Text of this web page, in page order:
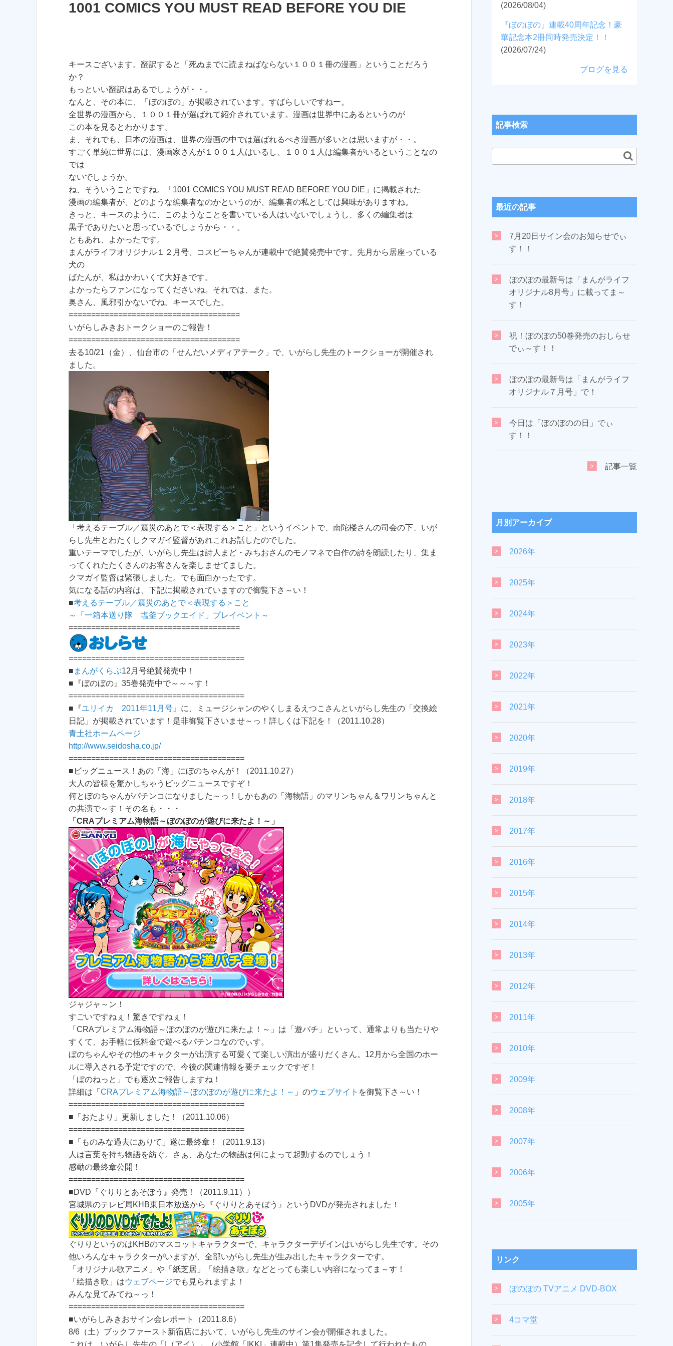
1001 COMICS YOU MUST READ BEFORE YOU DIE
キースございます。翻訳すると「死ぬまでに読まねばならない１００１冊の漫画」ということだろう
か？
もっといい翻訳はあるでしょうが・・。
なんと、その本に、「ぼのぼの」が掲載されています。すばらしいですねー。
全世界の漫画から、１００１冊が選ばれて紹介されています。漫画は世界中にあるというのが
この本を見るとわかります。
ま、それでも、日本の漫画は、世界の漫画の中では選ばれるべき漫画が多いとは思いますが・・。
すごく単純に世界には、漫画家さんが１００１人はいるし、１００１人は編集者がいるということなの
では
ないでしょうか。
ね、そういうことですね。「1001 COMICS YOU MUST READ BEFORE YOU DIE」に掲載された
漫画の編集者が、どのような編集者なのかというのが、編集者の私としては興味がありますね。
きっと、キースのように、このようなことを書いている人はいないでしょうし、多くの編集者は
黒子でありたいと思っているでしょうから・・。
ともあれ、よかったです。
まんがライフオリジナル１２月号、コスピーちゃんが連載中で絶賛発売中です。先月から居座っている
犬の
ばたんが、私はかわいくて大好きです。
よかったらファンになってくださいね。それでは、また。
奥さん、風邪引かないでね。キースでした。
======================================
いがらしみきおトークショーのご報告！
======================================
去る10/21（金）、仙台市の「せんだいメディアテーク」で、いがらし先生のトークショーが開催され
ました。
「考えるテーブル／震災のあとで＜表現する＞こと」というイベントで、南陀楼さんの司会の下、いが
らし先生とわたくしクマガイ監督があれこれお話したのでした。
重いテーマでしたが、いがらし先生は詩人まど・みちおさんのモノマネで自作の詩を朗読したり、集ま
ってくれたたくさんのお客さんを楽しませてました。
クマガイ監督は緊張しました。でも面白かったです。
気になる話の内容は、下記に掲載されていますので御覧下さ～い！
■考えるテーブル／震災のあとで＜表現する＞こと
～「一箱本送り隊 塩釜ブックエイド」プレイベント～
======================================
=======================================
■ まんがくらぶ12月号絶賛発売中！
■『ぼのぼの』35巻発売中で～～～す！
=======================================
■『ユリイカ 2011年11月号』に、ミュージシャンのやくしまるえつこさんといがらし先生の「交換絵
日記」が掲載されています！是非御覧下さいませ～っ！詳しくは下記を！（2011.10.28）
青土社ホームページ
http://www.seidosha.co.jp/
=======================================
■ビッグニュース！あの「海」にぼのちゃんが！（2011.10.27）
大人の皆様を驚かしちゃうビッグニュースですぞ！
何とぼのちゃんがパチンコになりました～っ！しかもあの「海物語」のマリンちゃん＆ワリンちゃんと
の共演で～す！その名も・・・
「CRAプレミアム海物語～ぼのぼのが遊びに来たよ！～」
ジャジャ～ン！
すごいですねぇ！驚きですねぇ！
「CRAプレミアム海物語～ぼのぼのが遊びに来たよ！～」は「遊パチ」といって、通常よりも当たりや
すくて、お手軽に低料金で遊べるパチンコなのでぃす。
ぼのちゃんやその他のキャクターが出演する可愛くて楽しい演出が盛りだくさん。12月から全国のホー
ルに導入される予定ですので、今後の関連情報を要チェックですぞ！
「ぼのねっと」でも逐次ご報告しますね！
詳細は「 CRAプレミアム海物語～ぼのぼのが遊びに来たよ！～ 」のウェブサイト を御覧下さ～い！
=======================================
■「おたより」更新しました！（2011.10.06）
=======================================
■「ものみな過去にありて」遂に最終章！（2011.9.13）
人は言葉を持ち物語を紡ぐ。さぁ、あなたの物語は何によって起動するのでしょう！
感動の最終章公開！
=======================================
■DVD『ぐりりとあそぼう』発売！（2011.9.11））
宮城県のテレビ局KHB東日本放送から『ぐりりとあそぼう』というDVDが発売されました！
ぐりりというのはKHBのマスコットキャラクターで、キャラクターデザインはいがらし先生です。その
他いろんなキャラクターがいますが、全部いがらし先生が生み出したキャラクターです。
「オリジナル歌アニメ」や「紙芝居」「絵描き歌」などとっても楽しい内容になってま～す！
「絵描き歌」はウェブページでも見られますよ！
みんな見てみてね～っ！
=======================================
■いがらしみきおサイン会レポート（2011.8.6）
8/6（土）ブックファースト新宿店において、いがらし先生のサイン会が開催されました。
(2026/08/04)
『ぼのぼの』連載40周年記念！豪
華記念本2冊同時発売決定！！
(2026/07/24)
ブログを見る
記事検索
最近の記事
7月20日サイン会のお知らせでぃ
す！！
ぼのぼの最新号は「まんがライフ
オリジナル8月号」に載ってま～
す！
祝！ぼのぼの50巻発売のおしらせ
でぃ～す！！
ぼのぼの最新号は「まんがライフ
オリジナル７月号」で！
今日は「ぼのぼのの日」でぃ
す！！
記事一覧
月別アーカイブ
2026年
2025年
2024年
2023年
2022年
2021年
2020年
2019年
2018年
2017年
2016年
2015年
2014年
2013年
2012年
2011年
2010年
2009年
2008年
2007年
2006年
2005年
リンク
ぼのぼの TVアニメ DVD-BOX
4コマ堂